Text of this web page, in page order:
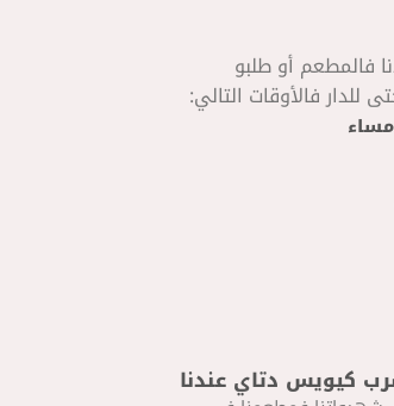
فالمطعم أو طلبو
فالأوقات التالي:
كيويس دتاي عندنا